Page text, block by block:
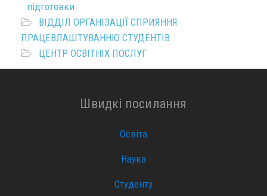
підготовки
ВІДДІЛ ОРГАНІЗАЦІЇ СПРИЯННЯ
ПРАЦЕВЛАШТУВАННЮ СТУДЕНТІВ
ЦЕНТР ОСВІТНІХ ПОСЛУГ
Швидкі посилання
Освіта
Наука
Студенту